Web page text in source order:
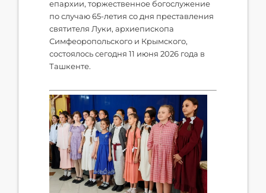
епархии, торжественное богослужение
по случаю 65-летия со дня преставления
святителя Луки, архиепископа
Симфеоропольского и Крымского,
состоялось сегодня 11 июня 2026 года в
Ташкенте.